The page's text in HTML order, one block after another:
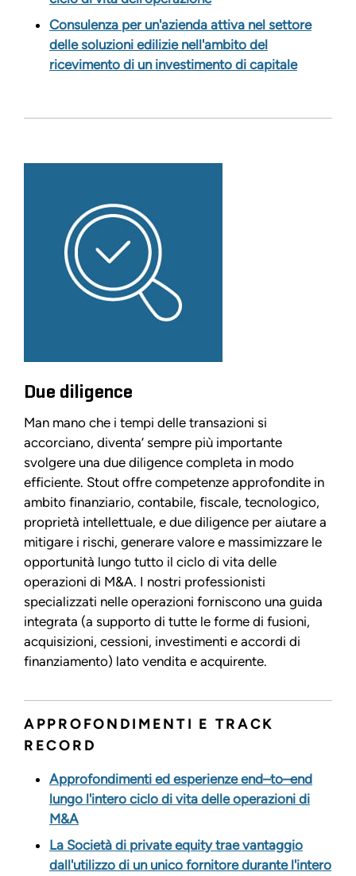
Consulenza per un'azienda attiva nel settore
delle soluzioni edilizie nell'ambito del
ricevimento di un investimento di capitale
Due diligence
Man mano che i tempi delle transazioni si
accorciano, diventa’ sempre più importante
svolgere una due diligence completa in modo
efficiente. Stout offre competenze approfondite in
ambito finanziario, contabile, fiscale, tecnologico,
proprietà intellettuale, e due diligence per aiutare a
mitigare i rischi, generare valore e massimizzare le
opportunità lungo tutto il ciclo di vita delle
operazioni di M&A. I nostri professionisti
specializzati nelle operazioni forniscono una guida
integrata (a supporto di tutte le forme di fusioni,
acquisizioni, cessioni, investimenti e accordi di
finanziamento) lato vendita e acquirente.
APPROFONDIMENTI E TRACK
RECORD
Approfondimenti ed esperienze end–to–end
lungo l'intero ciclo di vita delle operazioni di
M&A
La Società di private equity trae vantaggio
dall'utilizzo di un unico fornitore durante l'intero